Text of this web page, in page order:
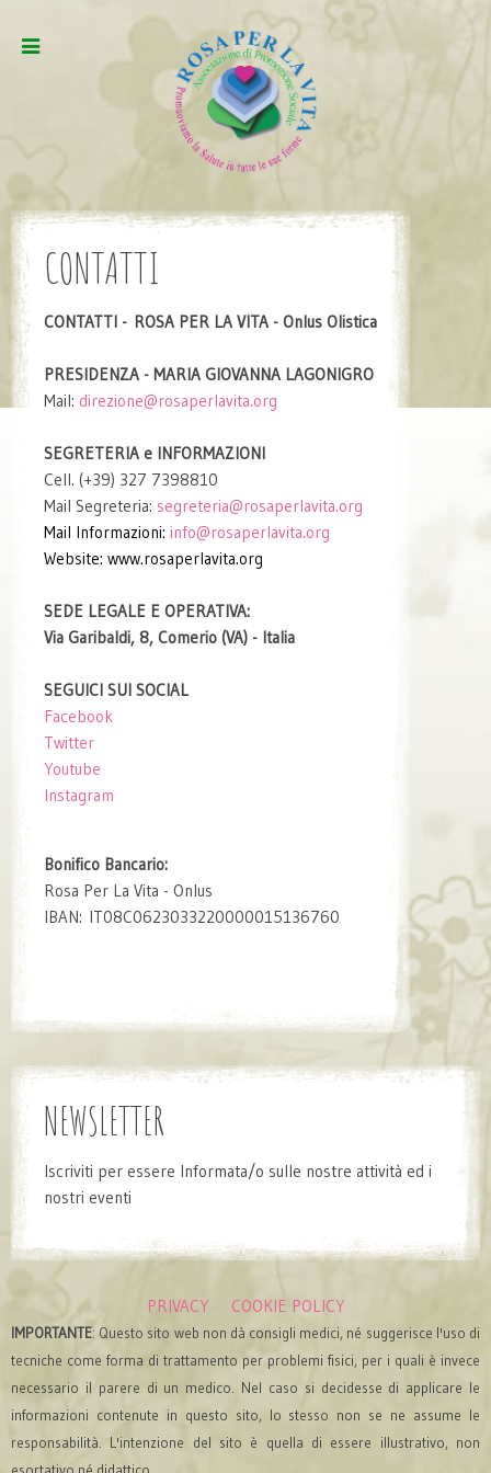
CONTATTI
CONTATTI - ROSA PER LA VITA - Onlus Olistica
PRESIDENZA - MARIA GIOVANNA LAGONIGRO
Mail: direzione@rosaperlavita.org
SEGRETERIA e INFORMAZIONI
Cell. (+39) 327 7398810
Mail Segreteria: segreteria@rosaperlavita.org
Mail Informazioni: info@rosaperlavita.org
Website: www.rosaperlavita.org
SEDE LEGALE E OPERATIVA:
Via Garibaldi, 8, Comerio (VA) - Italia
SEGUICI SUI SOCIAL
Facebook
Twitter
Youtube
Instagram
Bonifico Bancario:
Rosa Per La Vita - Onlus
IBAN: IT08C0623033220000015136760
NEWSLETTER
Iscriviti per essere Informata/o sulle nostre attività ed i
nostri eventi
PRIVACY COOKIE POLICY
IMPORTANTE: Questo sito web non dà consigli medici, né suggerisce l'uso di
tecniche come forma di trattamento per problemi fisici, per i quali è invece
necessario il parere di un medico. Nel caso si decidesse di applicare le
informazioni contenute in questo sito, lo stesso non se ne assume le
responsabilità. L'intenzione del sito è quella di essere illustrativo, non